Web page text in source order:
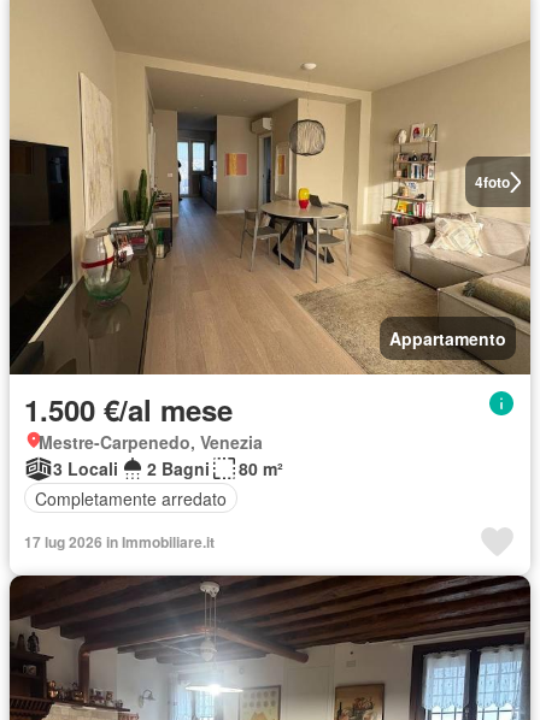
4foto
Appartamento
1.500 €/al mese
Mestre-Carpenedo, Venezia
3 Locali
2 Bagni
80 m²
Completamente arredato
17 lug 2026 in Immobiliare.it